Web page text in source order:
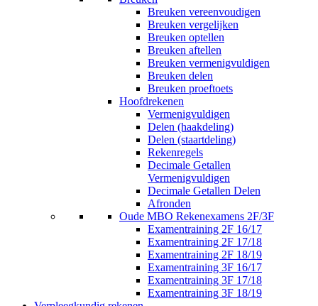
Breuken vereenvoudigen
Breuken vergelijken
Breuken optellen
Breuken aftellen
Breuken vermenigvuldigen
Breuken delen
Breuken proeftoets
Hoofdrekenen
Vermenigvuldigen
Delen (haakdeling)
Delen (staartdeling)
Rekenregels
Decimale Getallen
Vermenigvuldigen
Decimale Getallen Delen
Afronden
Oude MBO Rekenexamens 2F/3F
Examentraining 2F 16/17
Examentraining 2F 17/18
Examentraining 2F 18/19
Examentraining 3F 16/17
Examentraining 3F 17/18
Examentraining 3F 18/19